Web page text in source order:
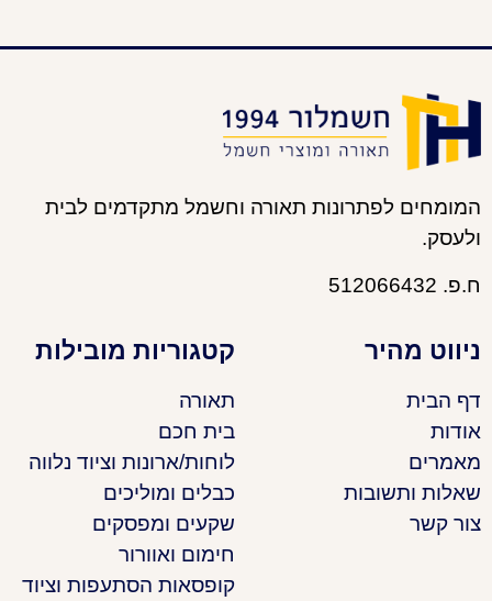
המומחים לפתרונות תאורה וחשמל מתקדמים לבית
ולעסק.
ח.פ. 512066432
ניווט מהיר
דף הבית
אודות
מאמרים
שאלות ותשובות
צור קשר
קטגוריות מובילות
תאורה
בית חכם
לוחות/ארונות וציוד נלווה
כבלים ומוליכים
שקעים ומפסקים
חימום ואוורור
קופסאות הסתעפות וציוד